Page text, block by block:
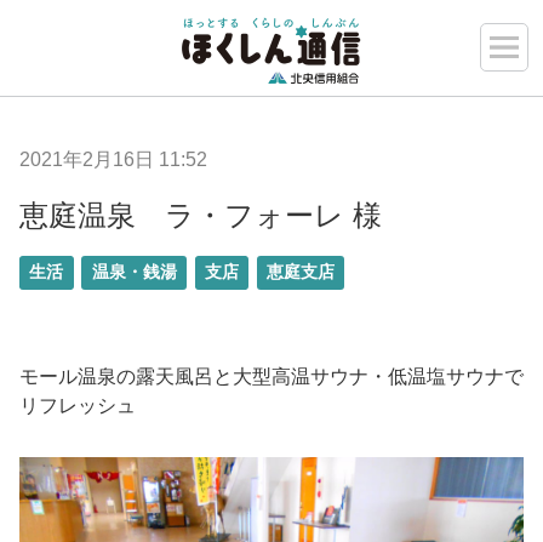
2021年2月16日 11:52
恵庭温泉 ラ・フォーレ 様
生活 温泉・銭湯 支店 恵庭支店
モール温泉の露天風呂と大型高温サウナ・低温塩サウナで
リフレッシュ